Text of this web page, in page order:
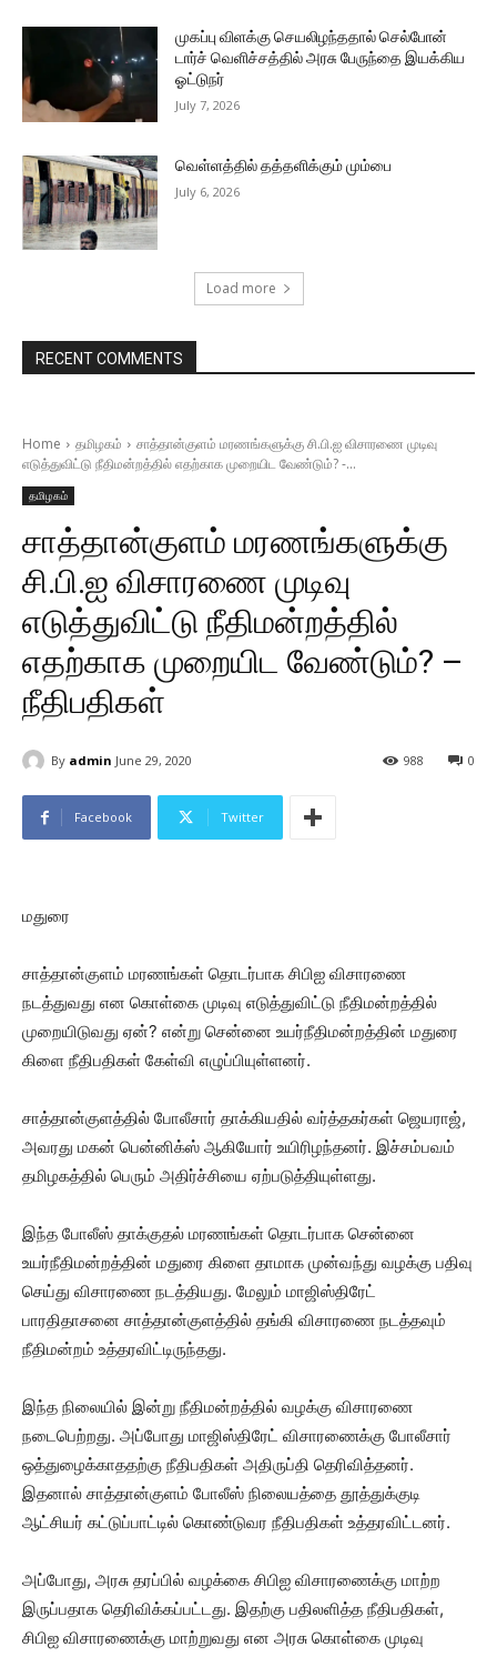
முகப்பு விளக்கு செயலிழந்ததால் செல்போன்
டார்ச் வெளிச்சத்தில் அரசு பேருந்தை இயக்கிய
ஓட்டுநர்
July 7, 2026
வெள்ளத்தில் தத்தளிக்கும் மும்பை
July 6, 2026
Load more
RECENT COMMENTS